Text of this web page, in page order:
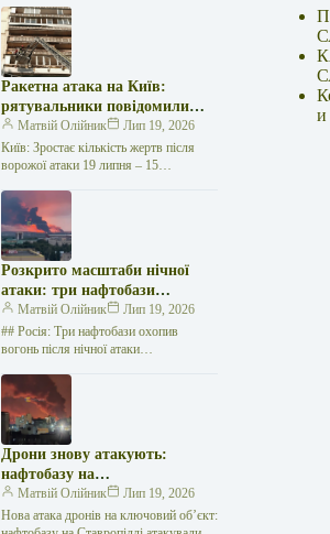
Ракетна атака на Київ:
рятувальники повідомили
про 15 поранених
Матвій Олійник
Лип 19, 2026
Київ: Зростає кількість жертв після
ворожої атаки 19 липня – 15
російської агресії, що сталася у
столиці…
Розкрито масштаби нічної
атаки: три нафтобази
палають у Ставрополі –
OSINT-аналіз
Матвій Олійник
Лип 19, 2026
## Росія: Три нафтобази охопив
вогонь після нічної атаки
Еболи набирав обертів: "Лікарі без
кордонів" б'ють…
Дрони знову атакують:
нафтобазу на
Ставропольщині вражено
втретє за два тижні
Матвій Олійник
Лип 19, 2026
Нова атака дронів на ключовий об’єкт:
и